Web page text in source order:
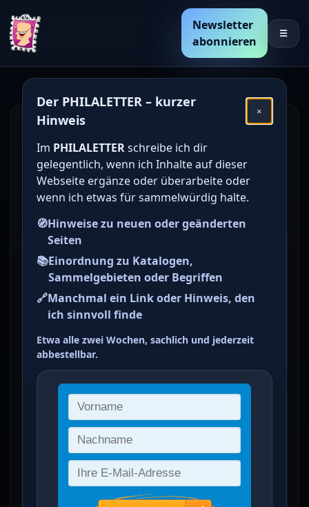
Newsletter
abonnieren
☰
Der PHILALETTER – kurzer
Hinweis
×
Im PHILALETTERschreibe ich dir
gelegentlich, wenn ich Inhalte auf dieser
Webseite ergänze oder überarbeite oder
wenn ich etwas für sammelwürdig halte.
🧭Hinweise zu neuen oder geänderten
Seiten
📚Einordnung zu Katalogen,
Sammelgebieten oder Begriffen
🔗Manchmal ein Link oder Hinweis, den
ich sinnvoll finde
Etwa alle zwei Wochen, sachlich und jederzeit
abbestellbar.
Den Katalogwert von
deutschen Briefmarken
online bestimmen /
ermitteln
Briefmarke zu SBZ Provinz
Sachsen Freimarken:
Provinzwappen 3 Pfg
orangebraun
ein Treffer von 2
Freimarken: Provinzwappen